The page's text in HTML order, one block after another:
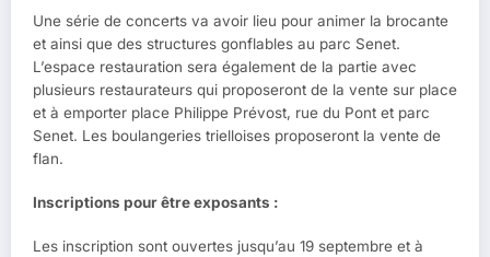
Une série de concerts va avoir lieu pour animer la brocante
et ainsi que des structures gonflables au parc Senet.
L’espace restauration sera également de la partie avec
plusieurs restaurateurs qui proposeront de la vente sur place
et à emporter place Philippe Prévost, rue du Pont et parc
Senet. Les boulangeries trielloises proposeront la vente de
flan.
Inscriptions pour être exposants :
Les inscription sont ouvertes jusqu’au 19 septembre et à